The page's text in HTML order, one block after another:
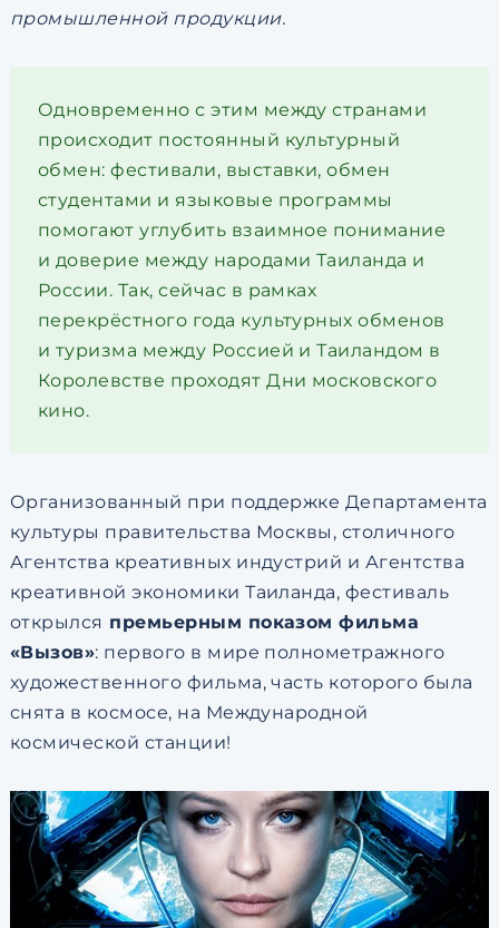
промышленной продукции.
Одновременно с этим между странами
происходит постоянный культурный
обмен: фестивали, выставки, обмен
студентами и языковые программы
помогают углубить взаимное понимание
и доверие между народами Таиланда и
России. Так, сейчас в рамках
перекрёстного года культурных обменов
и туризма между Россией и Таиландом в
Королевстве проходят Дни московского
кино.
Организованный при поддержке Департамента
культуры правительства Москвы, столичного
Агентства креативных индустрий и Агентства
креативной экономики Таиланда, фестиваль
открылся премьерным показом фильма
«Вызов»: первого в мире полнометражного
художественного фильма, часть которого была
снята в космосе, на Международной
космической станции!